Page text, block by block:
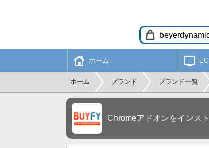
ホーム
ホーム ブランド ブランド一覧
Chromeアドオンをインス